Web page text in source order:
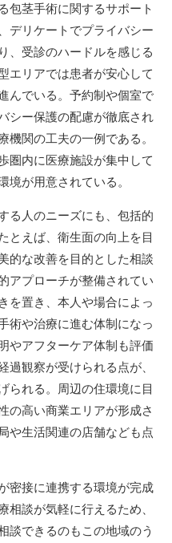
包茎手術に関するサポート
デリケートでプライバシー
、受診のハードルを感じる
エリアでは患者が安心して
んでいる。予約制や個室で
シー保護の配慮が徹底され
関の工夫の一例である。
圏内に医療施設が集中して
境が用意されている。
る人のニーズにも、包括的
とえば、衛生面の向上を目
的な改善を目的とした相談
アプローチが整備されてい
を置き、本人や場合によっ
術や治療に進む体制になっ
やアフターケア体制も評価
過観察が受けられる点が、
られる。周辺の住環境に目
の高い商業エリアが形成さ
や生活関連の店舗なども点
密接に連携する環境が完成
相談が気軽に行えるため、
談できるのもこの地域のう